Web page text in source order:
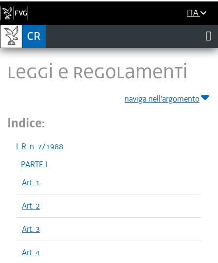
ITA
LEGGI E REGOLAMENTI
naviga nell'argomento
Indice:
L.R. n. 7/1988
PARTE I
Art. 1
Art. 2
Art. 3
Art. 4